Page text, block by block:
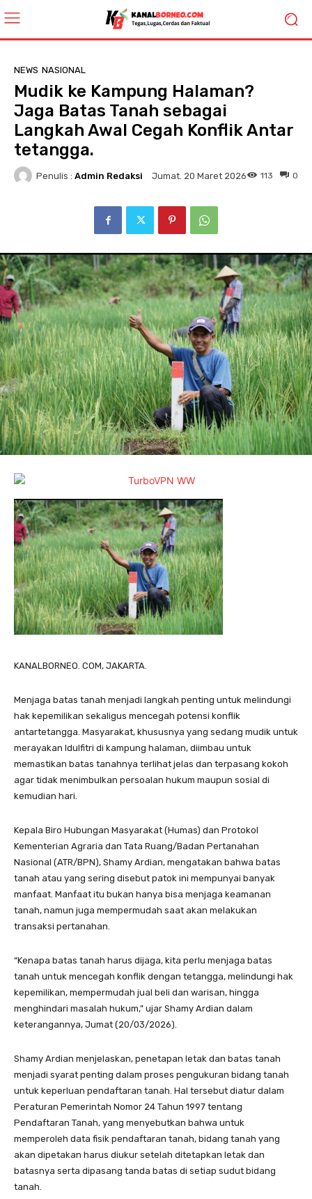
NEWS NASIONAL
Mudik ke Kampung Halaman?
Jaga Batas Tanah sebagai
Langkah Awal Cegah Konflik Antar
tetangga.
Penulis : Admin Redaksi Jumat. 20 Maret 2026 0
113
KANALBORNEO. COM, JAKARTA.
Menjaga batas tanah menjadi langkah penting untuk melindungi
hak kepemilikan sekaligus mencegah potensi konflik
antartetangga. Masyarakat, khususnya yang sedang mudik untuk
merayakan Idulfitri di kampung halaman, diimbau untuk
memastikan batas tanahnya terlihat jelas dan terpasang kokoh
agar tidak menimbulkan persoalan hukum maupun sosial di
kemudian hari.
Kepala Biro Hubungan Masyarakat (Humas) dan Protokol
Kementerian Agraria dan Tata Ruang/Badan Pertanahan
Nasional (ATR/BPN), Shamy Ardian, mengatakan bahwa batas
tanah atau yang sering disebut patok ini mempunyai banyak
manfaat. Manfaat itu bukan hanya bisa menjaga keamanan
tanah, namun juga mempermudah saat akan melakukan
transaksi pertanahan.
“Kenapa batas tanah harus dijaga, kita perlu menjaga batas
tanah untuk mencegah konflik dengan tetangga, melindungi hak
kepemilikan, mempermudah jual beli dan warisan, hingga
menghindari masalah hukum,” ujar Shamy Ardian dalam
keterangannya, Jumat (20/03/2026).
Shamy Ardian menjelaskan, penetapan letak dan batas tanah
menjadi syarat penting dalam proses pengukuran bidang tanah
untuk keperluan pendaftaran tanah. Hal tersebut diatur dalam
Peraturan Pemerintah Nomor 24 Tahun 1997 tentang
Pendaftaran Tanah, yang menyebutkan bahwa untuk
memperoleh data fisik pendaftaran tanah, bidang tanah yang
akan dipetakan harus diukur setelah ditetapkan letak dan
batasnya serta dipasang tanda batas di setiap sudut bidang
tanah.